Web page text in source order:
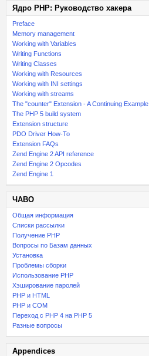
Ядро PHP: Руководство хакера
Preface
Memory management
Working with Variables
Writing Functions
Writing Classes
Working with Resources
Working with INI settings
Working with streams
The "counter" Extension - A Continuing Example
The PHP 5 build system
Extension structure
PDO Driver How-To
Extension FAQs
Zend Engine 2 API reference
Zend Engine 2 Opcodes
Zend Engine 1
ЧАВО
Общая информация
Списки рассылки
Получение PHP
Вопросы по Базам данных
Установка
Проблемы сборки
Использование PHP
Хэширование паролей
PHP и HTML
PHP и COM
Переход с PHP 4 на PHP 5
Разные вопросы
Appendices